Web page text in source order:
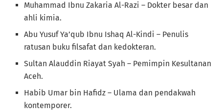
Muhammad Ibnu Zakaria Al-Razi – Dokter besar dan
ahli kimia.
Abu Yusuf Ya’qub Ibnu Ishaq Al-Kindi – Penulis
ratusan buku filsafat dan kedokteran.
Sultan Alauddin Riayat Syah – Pemimpin Kesultanan
Aceh.
Habib Umar bin Hafidz – Ulama dan pendakwah
kontemporer.